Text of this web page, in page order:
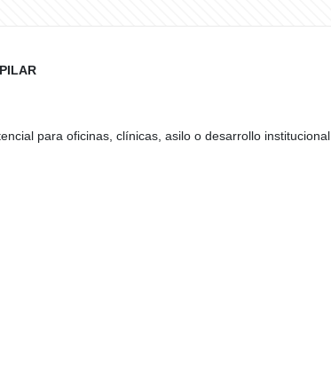
para oficinas, clínicas, asilo o desarrollo